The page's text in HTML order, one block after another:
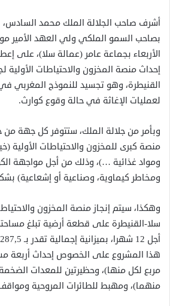
أشرف صاحب الجلالة الملك محمد السادس،
بصاحب السمو الملكي ولي العهد الأمير
الأربعاء بجماعة عامر (عمالة سلا)، على
إحداث منصة المخزون والاحتياطات الأولية
القنيطرة، وهو تجسيد للنموذج المغربي
لعمليات الإغاثة في حالة وقوع كوارث.
وبأمر من جلالة الملك، ستتوفر كل جهة
منصة كبرى للمخزون والاحتياطات الأولية
ومواد غذائية …)، وذلك من أجل مواجهة
ومخاطر كيماوية، وصناعية أو إشعاعية)
وهكذا، سيتم إنجاز منصة المخزون
منهما)، ومهبط للطائرات المروحية